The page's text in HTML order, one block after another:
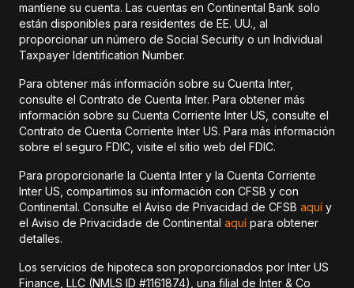
mantiene su cuenta. Las cuentas en Continental Bank solo
están disponibles para residentes de EE. UU., al
proporcionar un número de Social Security o un Individual
Taxpayer Identification Number.
Para obtener más información sobre su Cuenta Inter,
consulte el Contrato de Cuenta Inter. Para obtener más
información sobre su Cuenta Corriente Inter US, consulte el
Contrato de Cuenta Corriente Inter US. Para más información
sobre el seguro FDIC, visite el sitio web del FDIC.
Para proporcionarle la Cuenta Inter y la Cuenta Corriente
Inter US, compartimos su información con CFSB y con
Continental. Consulte el Aviso de Privacidad de CFSB aquí y
el Aviso de Privacidade de Continental aquí para obtener
detalles.
Los servicios de hipoteca son proporcionados por Inter US
Finance, LLC (NMLS ID #1161874), una filial de Inter & Co